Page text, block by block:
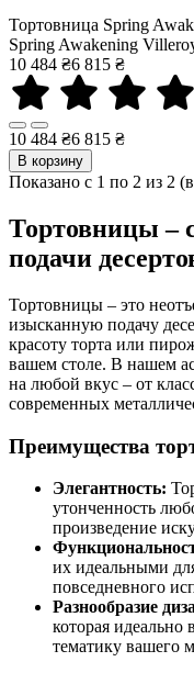
Тортовница Spring
Spring Awakening
10 484 ₴6 815 ₴
10 484 ₴6 815 ₴
В корзину
Показано с 1 по 2 из 2
Тортовницы –
подачи
Тортовницы – это
изысканную подачу
красоту торта или
вашем столе. В нашем
на любой вкус – от
современных
Преимущества
Элегантность:
утонченность
произведение
их идеальными
повседневного
Разнообразие
которая идеально
тематику вашего